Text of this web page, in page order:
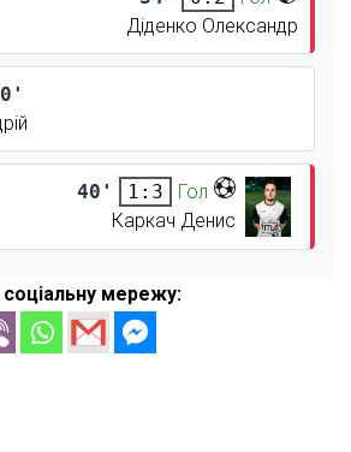
Діденко Олександр
40' 1:3
Гол
Каркач Денис
мережу: